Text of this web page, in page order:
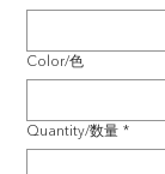
Color/色
Quantity/数量 *